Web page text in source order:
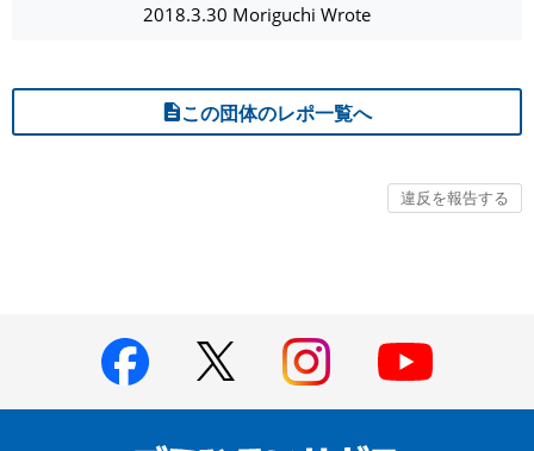
2018.3.30 Moriguchi Wrote
この団体のレポ一覧へ